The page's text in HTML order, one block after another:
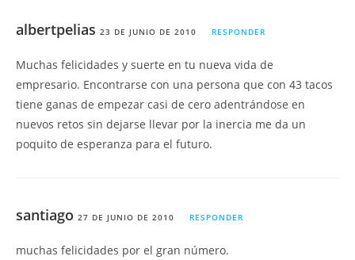
albertpelias 23 DE JUNIO DE 2010 RESPONDER
Muchas felicidades y suerte en tu nueva vida de
empresario. Encontrarse con una persona que con 43 tacos
tiene ganas de empezar casi de cero adentrándose en
nuevos retos sin dejarse llevar por la inercia me da un
poquito de esperanza para el futuro.
santiago 27 DE JUNIO DE 2010 RESPONDER
muchas felicidades por el gran número.